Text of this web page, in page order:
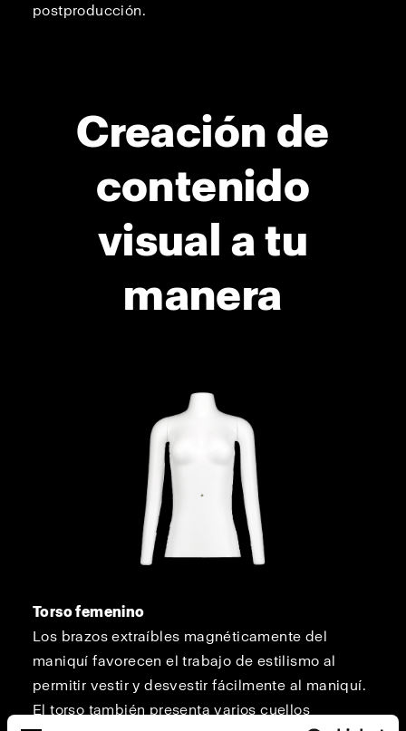
postproducción.
Creación de
contenido
visual a tu
manera
Torso femenino
Los brazos extraíbles magnéticamente del
maniquí favorecen el trabajo de estilismo al
permitir vestir y desvestir fácilmente al maniquí.
El torso también presenta varios cuellos